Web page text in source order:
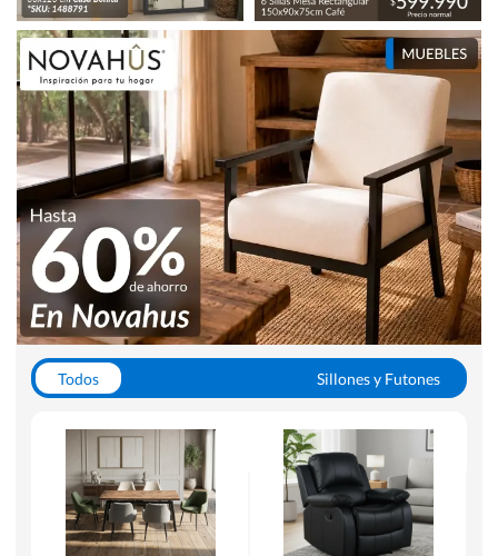
Todos
Sillones y Futones
Escritorios y Sillas PC
Racks y Muebles TV
Alfombras